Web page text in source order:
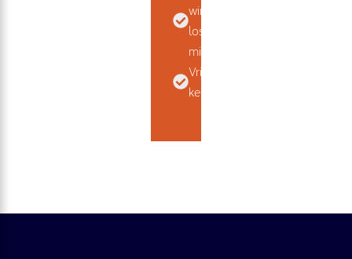
wins, geen
losse
middelen
Vrijblijvend
kennismaken